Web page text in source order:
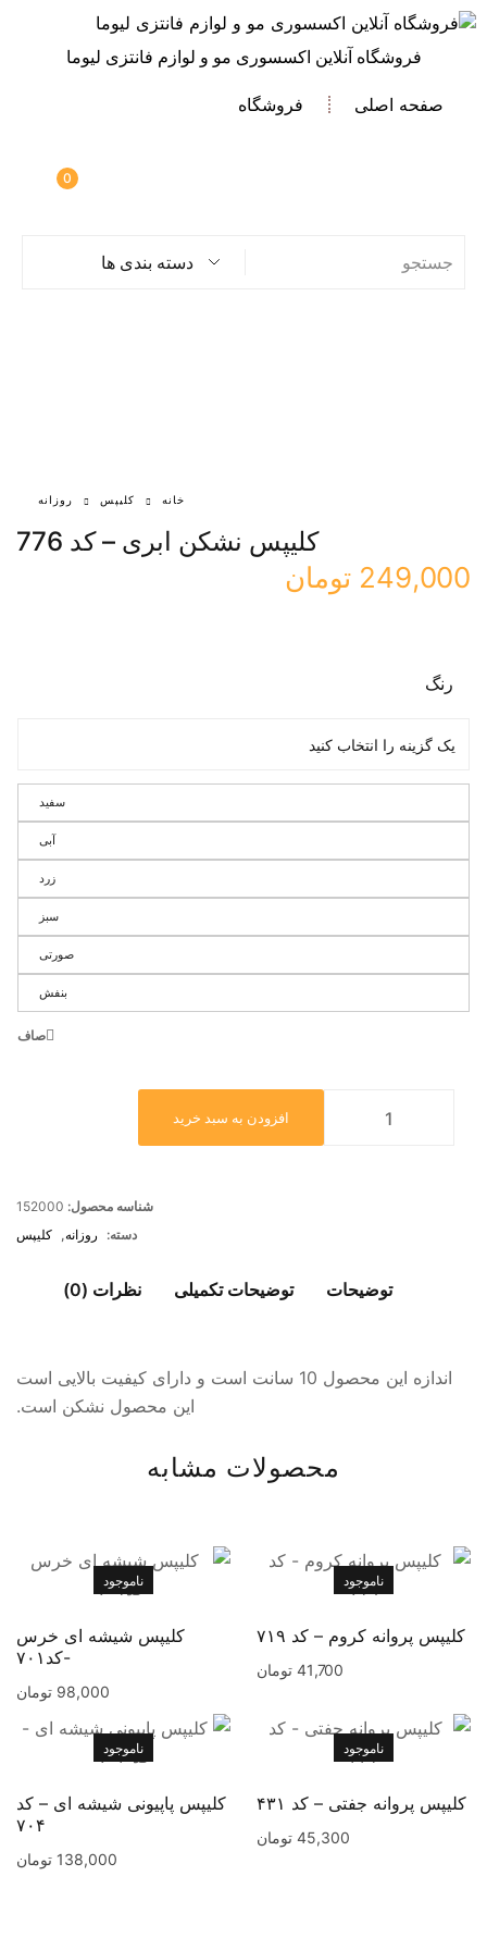
فروشگاه آنلاین اکسسوری مو و لوازم فانتزی لیوما
صفحه اصلی فروشگاه
0
دسته بندی ها
خانه کلیپس روزانه
کلیپس نشکن ابری – کد 776
249,000 تومان
رنگ
سفید
آبی
زرد
سبز
صورتی
بنفش
صاف
افزودن به سبد خرید
شناسه محصول: 152000
دسته:
روزانه کلیپس
توضیحات توضیحات تکمیلی نظرات (0)
اندازه این محصول 10 سانت است و دارای کیفیت بالایی است
این محصول نشکن است.
محصولات مشابه
ناموجود
کلیپس پروانه کروم – کد ۷۱۹
41,700 تومان
ناموجود
کلیپس شیشه ای خرس
-کد۷۰۱
98,000 تومان
ناموجود
کلیپس پروانه جفتی – کد ۴۳۱
45,300 تومان
ناموجود
کلیپس پاپیونی شیشه ای – کد
۷۰۴
138,000 تومان